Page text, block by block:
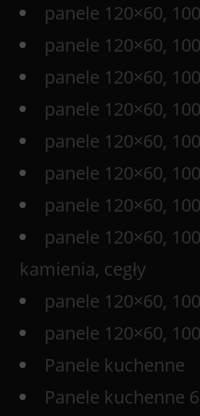
panele 120×60,
panele 120×60,
panele 120×60,
panele 120×60,
panele 120×60,
panele 120×60,
panele 120×60,
panele 120×60,
kamienia, cegły
panele 120×60,
panele 120×60,
Panele kuchenne
Panele kuchenne